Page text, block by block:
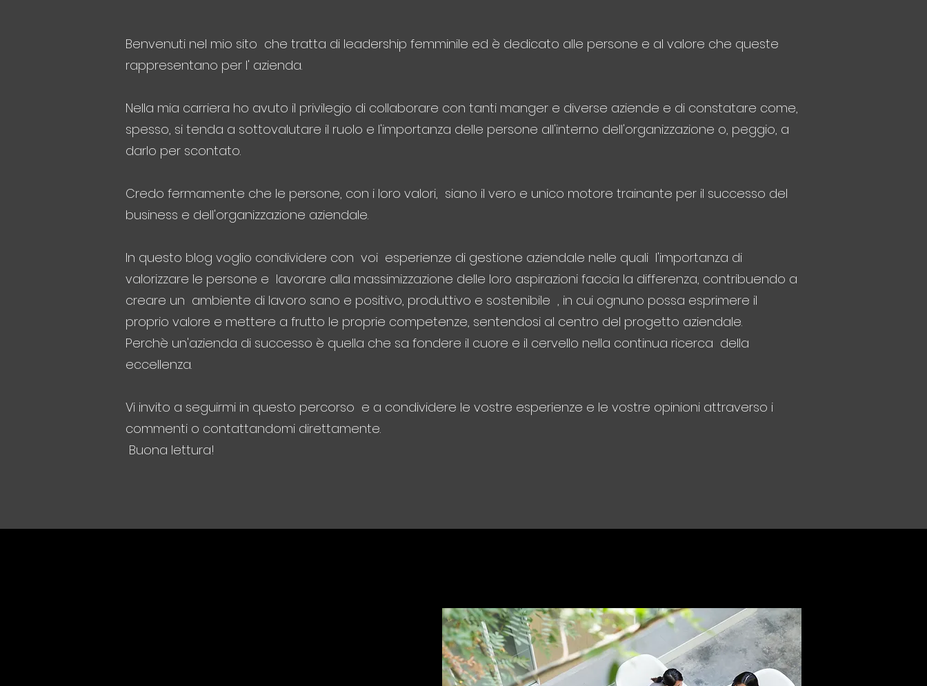
Benvenuti nel mio sito che tratta di leadership femminile ed è dedicato alle persone e al valore che queste
rappresentano per l' azienda.
Nella mia carriera ho avuto il privilegio di collaborare con tanti manger e diverse aziende e di constatare come,
spesso, si tenda a sottovalutare il ruolo e l'importanza delle persone all'interno dell'organizzazione o, peggio, a
darlo per scontato.
Credo fermamente che le persone, con i loro valori, siano il vero e unico motore trainante per il successo del
business e dell'organizzazione aziendale.
In questo blog voglio condividere con voi esperienze di gestione aziendale nelle quali l'importanza di
valorizzare le persone e lavorare alla massimizzazione delle loro aspirazioni faccia la differenza, contribuendo a
creare un ambiente di lavoro sano e positivo, produttivo e sostenibile , in cui ognuno possa esprimere il
proprio valore e mettere a frutto le proprie competenze, sentendosi al centro del progetto aziendale.
Perchè un'azienda di successo è quella che sa fondere il cuore e il cervello nella continua ricerca della
eccellenza.
Vi invito a seguirmi in questo percorso e a condividere le vostre esperienze e le vostre opinioni attraverso i
commenti o contattandomi direttamente.
Buona lettura!